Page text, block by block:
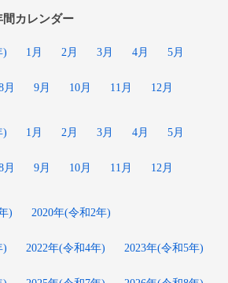
カレンダー
) 1月 2月 3月 4月 5月
月 9月 10月 11月 12月
) 1月 2月 3月 4月 5月
月 9月 10月 11月 12月
) 2020年(令和2年)
) 2022年(令和4年) 2023年(令和5年)